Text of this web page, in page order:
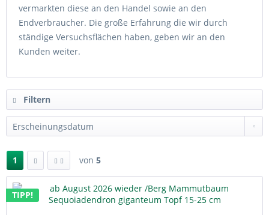
vermarkten diese an den Handel sowie an den
Endverbraucher. Die große Erfahrung die wir durch
ständige Versuchsflächen haben, geben wir an den
Kunden weiter.
Filtern
1 von 5
TIPP!